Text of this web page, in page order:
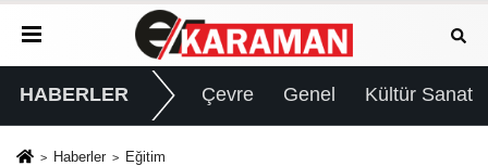
HABERLER Çevre Genel Kültür Sanat
Haberler Eğitim